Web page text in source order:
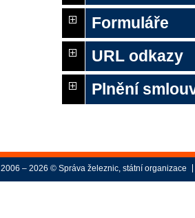
Formuláře
URL odkazy
Plnění
2006 – 2026 © Správa železnic, státní organizace